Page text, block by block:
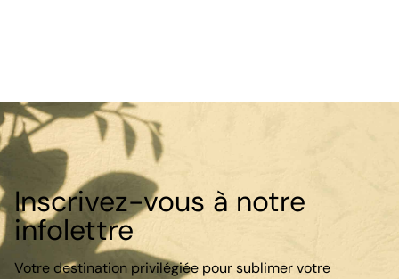
Inscrivez-vous à notre
infolettre
Votre destination privilégiée pour sublimer votre